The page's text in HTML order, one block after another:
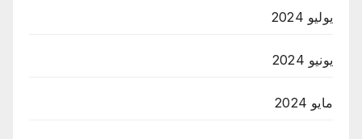
يوليو 2024
يونيو 2024
مايو 2024